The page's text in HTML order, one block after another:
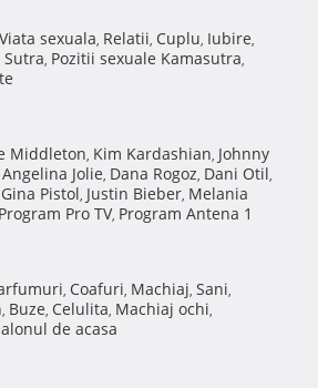
Viata sexuala, Relatii, Cuplu, Iubire,
Sutra, Pozitii sexuale Kamasutra,
Middleton, Kim Kardashian, Johnny
Angelina Jolie, Dana Rogoz, Dani Otil,
Gina Pistol, Justin Bieber, Melania
Program Pro TV, Program Antena 1
, Coafuri, Machiaj, Sani,
, Buze, Celulita, Machiaj ochi,
de acasa